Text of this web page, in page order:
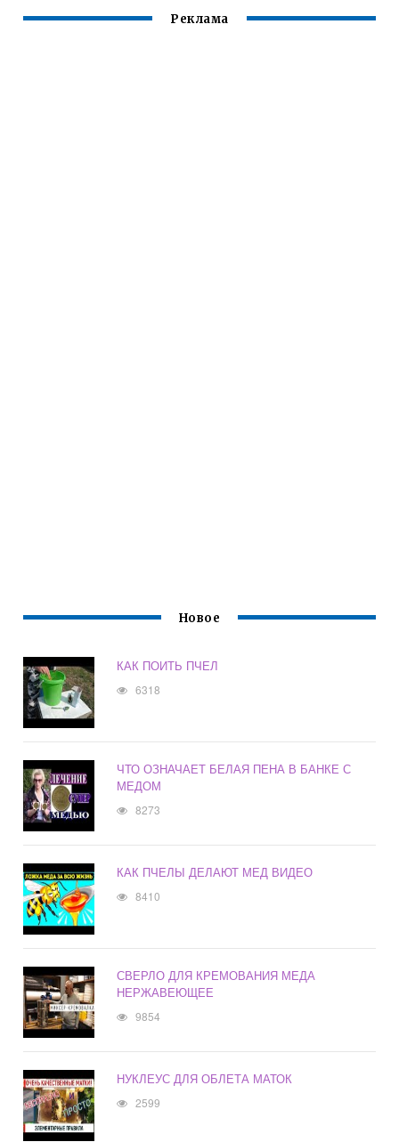
Реклама
Новое
КАК ПОИТЬ ПЧЕЛ
6318
ЧТО ОЗНАЧАЕТ БЕЛАЯ ПЕНА В БАНКЕ С
МЕДОМ
8273
КАК ПЧЕЛЫ ДЕЛАЮТ МЕД ВИДЕО
8410
СВЕРЛО ДЛЯ КРЕМОВАНИЯ МЕДА
НЕРЖАВЕЮЩЕЕ
9854
НУКЛЕУС ДЛЯ ОБЛЕТА МАТОК
2599